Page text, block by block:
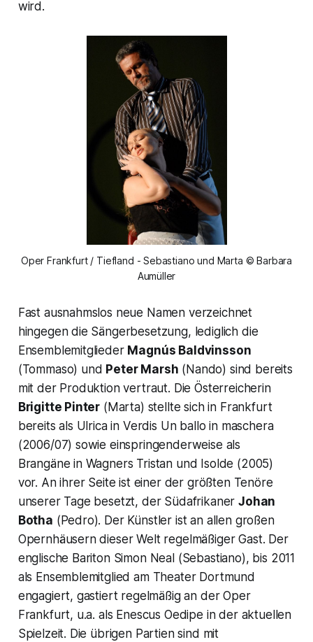
wird.
Oper Frankfurt / Tiefland - Sebastiano und Marta © Barbara
Aumüller
Fast ausnahmslos neue Namen verzeichnet
hingegen die Sängerbesetzung, lediglich die
Ensemblemitglieder Magnús Baldvinsson
(Tommaso) und Peter Marsh (Nando) sind bereits
mit der Produktion vertraut. Die Österreicherin
Brigitte Pinter (Marta) stellte sich in Frankfurt
bereits als Ulrica in Verdis Un ballo in maschera
(2006/07) sowie einspringenderweise als
Brangäne in Wagners Tristan und Isolde (2005)
vor. An ihrer Seite ist einer der größten Tenöre
unserer Tage besetzt, der SüdafrikanerJohan
Botha (Pedro). Der Künstler ist an allen großen
Opernhäusern dieser Welt regelmäßiger Gast. Der
englische Bariton Simon Neal (Sebastiano), bis 2011
als Ensemblemitglied am Theater Dortmund
engagiert, gastiert regelmäßig an der Oper
Frankfurt, u.a. als Enescus Oedipe in der aktuellen
Spielzeit. Die übrigen Partien sind mit